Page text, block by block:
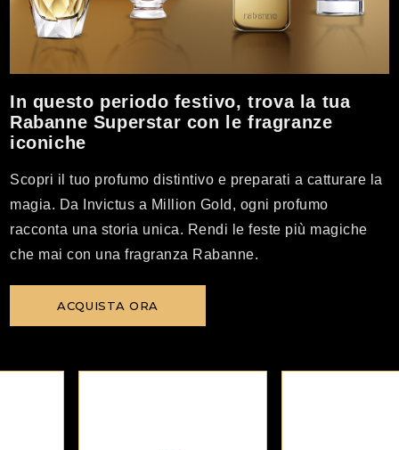
In questo periodo festivo, trova la tua
Rabanne Superstar con le fragranze
iconiche
Scopri il tuo profumo distintivo e preparati a catturare la
magia. Da Invictus a Million Gold, ogni profumo
racconta una storia unica. Rendi le feste più magiche
che mai con una fragranza Rabanne.
ACQUISTA ORA